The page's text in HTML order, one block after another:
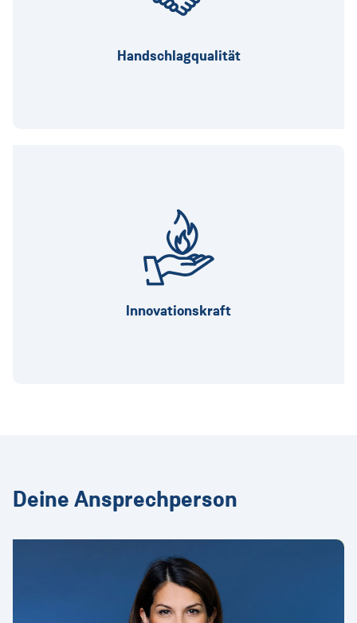
Handschlagqualität
Weil wir zu unserem Wort stehen.
Innovationskraft
Weil zukunftsweisende Ideen kluger Köpfe bei
uns Realität werden.
Deine Ansprechperson